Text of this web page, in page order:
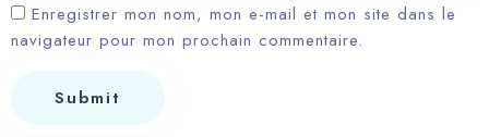
Enregistrer mon nom, mon e-mail et mon site dans le
navigateur pour mon prochain commentaire.
Submit